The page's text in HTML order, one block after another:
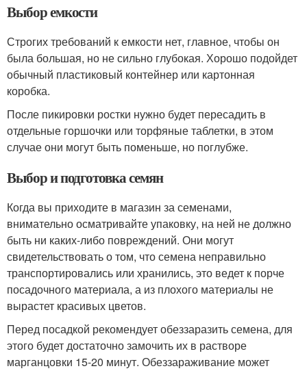
Выбор емкости
Строгих требований к емкости нет, главное, чтобы он
была большая, но не сильно глубокая. Хорошо подойдет
обычный пластиковый контейнер или картонная
коробка.
После пикировки ростки нужно будет пересадить в
отдельные горшочки или торфяные таблетки, в этом
случае они могут быть поменьше, но поглубже.
Выбор и подготовка семян
Когда вы приходите в магазин за семенами,
внимательно осматривайте упаковку, на ней не должно
быть ни каких-либо повреждений. Они могут
свидетельствовать о том, что семена неправильно
транспортировались или хранились, это ведет к порче
посадочного материала, а из плохого материалы не
вырастет красивых цветов.
Перед посадкой рекомендует обеззаразить семена, для
этого будет достаточно замочить их в растворе
марганцовки 15-20 минут. Обеззараживание может